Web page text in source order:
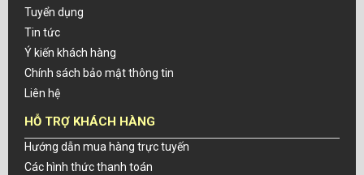
Tuyển dụng
Tin tức
Ý kiến khách hàng
Chính sách bảo mật thông tin
Liên hệ
HỖ TRỢ KHÁCH HÀNG
Hướng dẫn mua hàng trực tuyến
Các hình thức thanh toán